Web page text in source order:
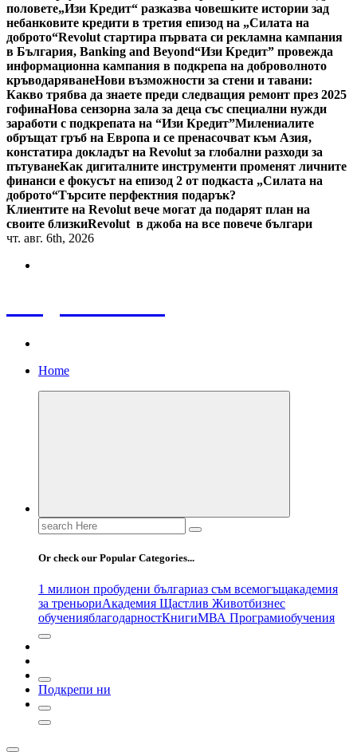
половете„Изи Кредит“ разказва човешките истории зад
небанковите кредити в третия епизод на „Силата на
доброто“Revolut стартира първата си рекламна кампания
в България, Banking and Beyond“Изи Кредит” провежда
информационна кампания в подкрепа на доброволното
кръводаряванеНови възможности за стени и тавани:
Какво трябва да знаете преди следващия ремонт през 2025
гофинаНова сензорна зала за деца със специални нужди
заработи с подкрепата на “Изи Кредит”Милениалите
обръщат гръб на Европа и се пренасочват към Азия,
констатира докладът на Revolut за глобални разходи за
пътуванеКак дигиталните инструменти променят личните
финанси е фокусът на епизод 2 от подкаста „Силата на
доброто“Търсите перфектния подарък?
Клиентите на Revolut вече могат да подарят план на
своите близкиRevolut в джоба на все повече българи
чт. авг. 6th, 2026
Home
Search
for:
Or check our Popular Categories...
1 милион пробудени българиаз съм всемогъщакадемия
за треньориАкадемия Щастлив Животбизнес
обученияблагодарностКнигиМВА Програмиобучения
Подкрепи ни